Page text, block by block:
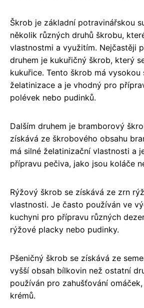
Škrob je základní potravinářskou
několik různých druhů škrobu,
vlastnostmi a využitím. Nejčastěji
druhem je kukuřičný škrob, který
kukuřice. Tento škrob má vysokou
želatinizace a je vhodný pro
polévek nebo pudinků.
Dalším druhem je bramborový
získává ze škrobového obsahu
má silné želatinizační vlastnosti a
přípravu pečiva, jako jsou koláče
Rýžový škrob se získává ze zrn
vlastnosti. Je často používán ve
kuchyni pro přípravu různých
rýžové placky nebo pudinky.
Pšeničný škrob se získává ze
vyšší obsah bílkovin než ostatní
používán pro zahušťování
krémů.